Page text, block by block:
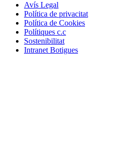
Avís Legal
Política de privacitat
Política de Cookies
Polítiques c.c
Sostenibilitat
Intranet Botigues